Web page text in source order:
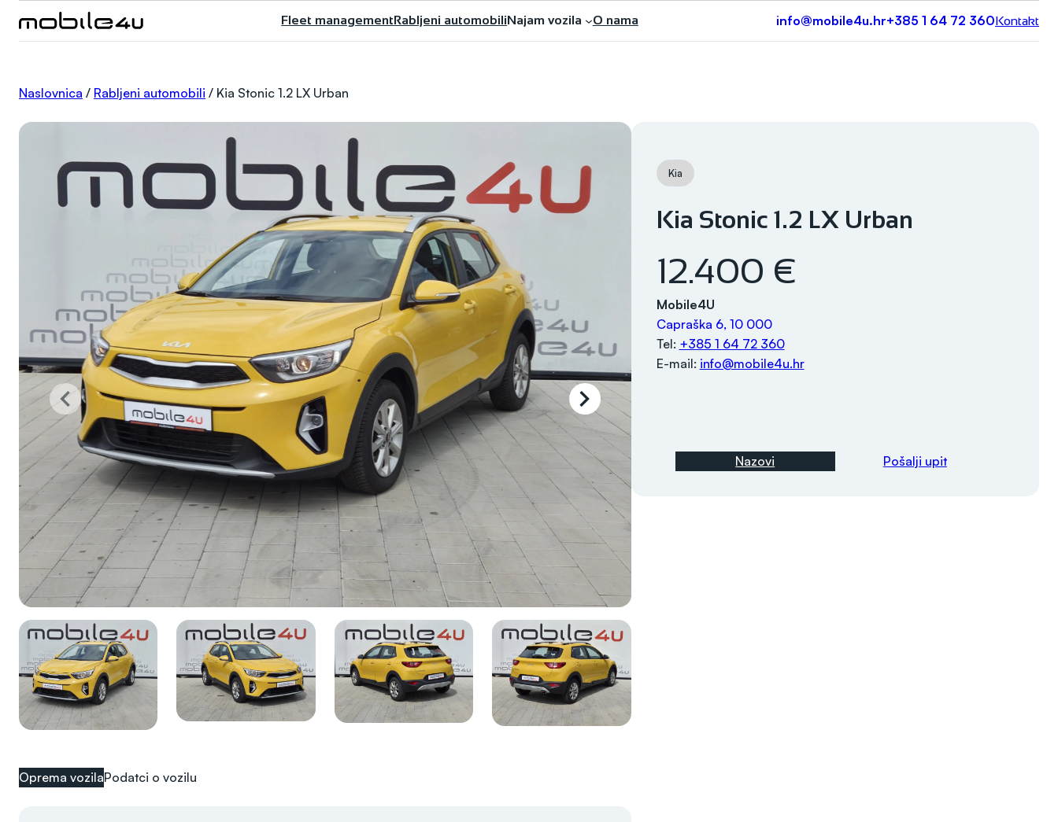
Fleet management Rabljeni automobili Najam vozila O nama info@mobile4u.hr+385 1 64 72 360Kontakt
Naslovnica / Rabljeni automobili / Kia Stonic 1.2 LX Urban
Kia
Kia Stonic 1.2 LX Urban
12.400 €
Mobile4U
Capraška 6, 10 000
Tel: +385 1 64 72 360
E-mail: info@mobile4u.hr
Nazovi Pošalji upit
Oprema vozilaPodatci o vozilu